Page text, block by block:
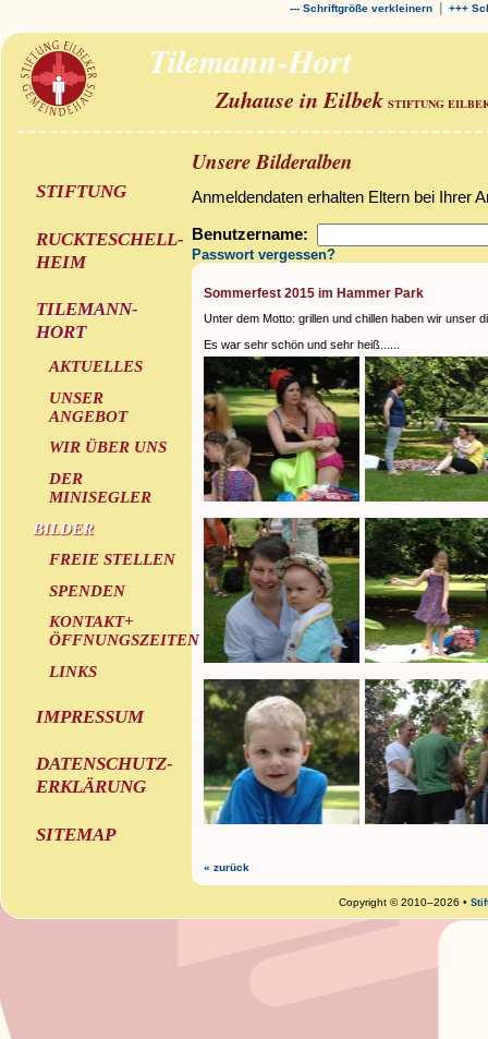
--- Schriftgröße verkleinern | +++
Tilemann-Hort
Zuhause in Eilbek STIFTUNG
STIFTUNG
RUCKTESCHELL-
HEIM
TILEMANN-
HORT
AKTUELLES
UNSER
ANGEBOT
WIR ÜBER UNS
DER
MINISEGLER
BILDER
FREIE STELLEN
SPENDEN
KONTAKT+
ÖFFNUNGSZEITEN
LINKS
IMPRESSUM
DATENSCHUTZ-
ERKLÄRUNG
SITEMAP
Unsere Bilderalben
Anmeldendaten erhalten Eltern bei Ihrer
Benutzername:
Passwort vergessen?
Sommerfest 2015 im Hammer Park
Unter dem Motto: grillen und chillen haben wir unser
Es war sehr schön und sehr heiß......
« zurück
Copyright © 2010–2026 •